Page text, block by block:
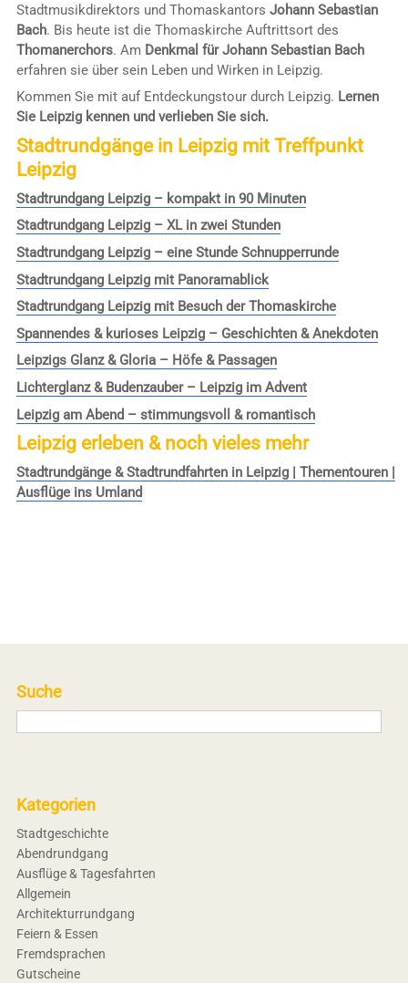
Stadtmusikdirektors und Thomaskantors Johann Sebastian
Bach. Bis heute ist die Thomaskirche Auftrittsort des
Thomanerchors. Am Denkmal für Johann Sebastian Bach
erfahren sie über sein Leben und Wirken in Leipzig.
Kommen Sie mit auf Entdeckungstour durch Leipzig. Lernen
Sie Leipzig kennen und verlieben Sie sich.
Stadtrundgänge in Leipzig mit Treffpunkt
Leipzig
Stadtrundgang Leipzig – kompakt in 90 Minuten
Stadtrundgang Leipzig – XL in zwei Stunden
Stadtrundgang Leipzig – eine Stunde Schnupperrunde
Stadtrundgang Leipzig mit Panoramablick
Stadtrundgang Leipzig mit Besuch der Thomaskirche
Spannendes & kurioses Leipzig – Geschichten & Anekdoten
Leipzigs Glanz & Gloria – Höfe & Passagen
Lichterglanz & Budenzauber – Leipzig im Advent
Leipzig am Abend – stimmungsvoll & romantisch
Leipzig erleben & noch vieles mehr
Stadtrundgänge & Stadtrundfahrten in Leipzig | Thementouren |
Ausflüge ins Umland
Suche
Kategorien
Stadtgeschichte
Abendrundgang
Ausflüge & Tagesfahrten
Allgemein
Architekturrundgang
Feiern & Essen
Fremdsprachen
Gutscheine